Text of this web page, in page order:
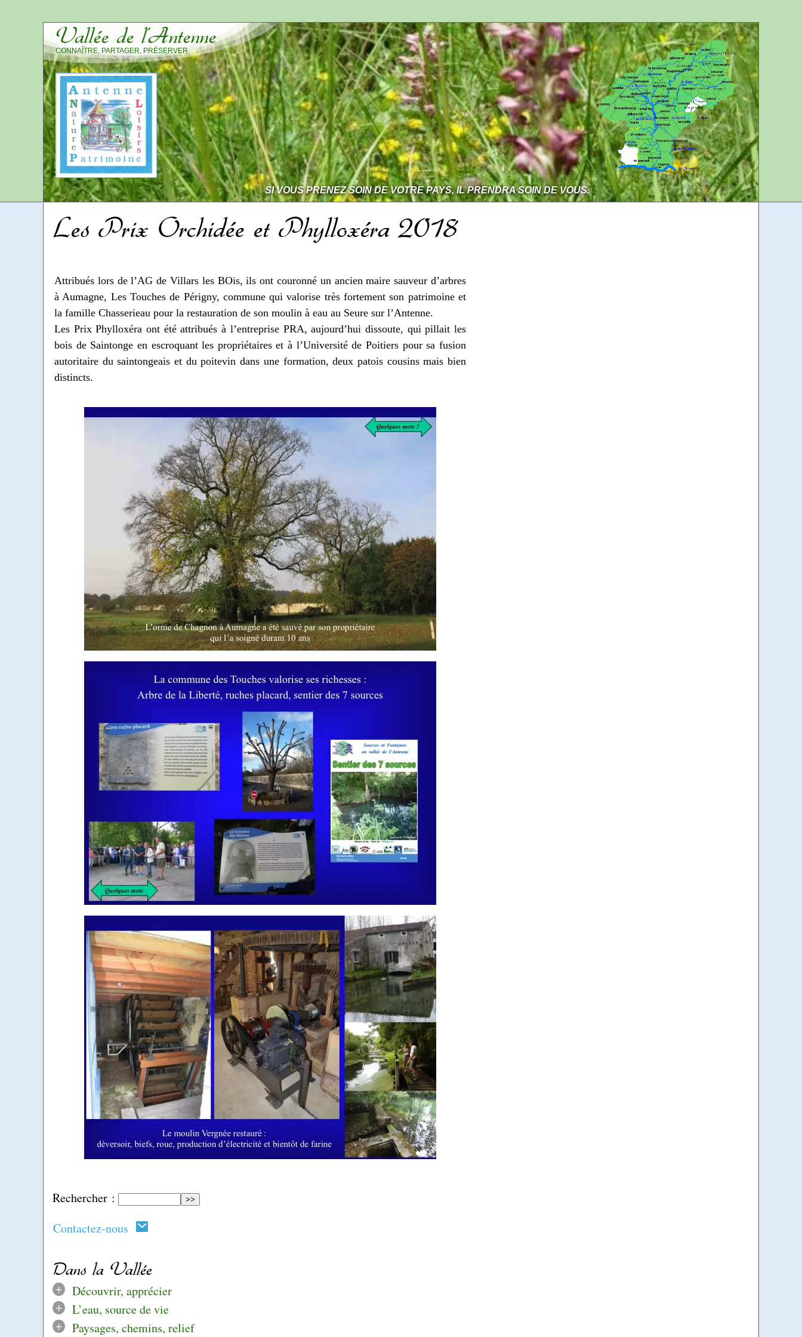
Vallée de l’Antenne
CONNAÎTRE, PARTAGER, PRÉSERVER
SI VOUS PRENEZ SOIN DE VOTRE PAYS, IL PRENDRA SOIN DE VOUS.
Rechercher :
Contactez-nous
Dans la Vallée
+
Découvrir, apprécier
+
L’eau, source de vie
+
Paysages, chemins, relief
Les Prix Orchidée et Phylloxéra 2018
Attribués lors de l’AG de Villars les BOis, ils ont couronné un ancien maire sauveur d’arbres
à Aumagne, Les Touches de Périgny, commune qui valorise très fortement son patrimoine et
la famille Chasserieau pour la restauration de son moulin à eau au Seure sur l’Antenne.
Les Prix Phylloxéra ont été attribués à l’entreprise PRA, aujourd’hui dissoute, qui pillait les
bois de Saintonge en escroquant les propriétaires et à l’Université de Poitiers pour sa fusion
autoritaire du saintongeais et du poitevin dans une formation, deux patois cousins mais bien
distincts.